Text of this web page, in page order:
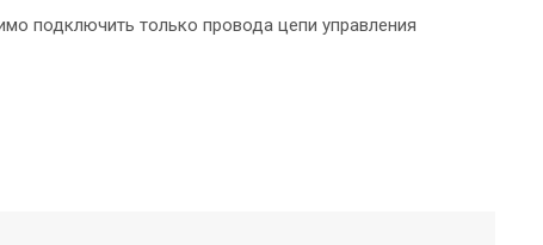
подключить только провода цепи управления